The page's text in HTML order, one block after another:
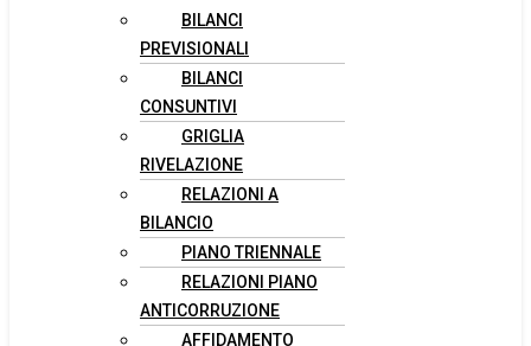
BILANCI
PREVISIONALI
BILANCI
CONSUNTIVI
GRIGLIA
RIVELAZIONE
RELAZIONI A
BILANCIO
PIANO TRIENNALE
RELAZIONI PIANO
ANTICORRUZIONE
AFFIDAMENTO